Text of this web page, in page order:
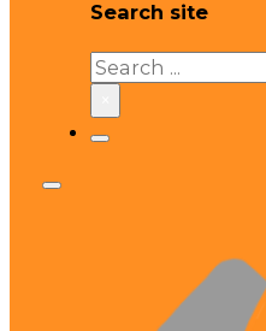
Search site
Search